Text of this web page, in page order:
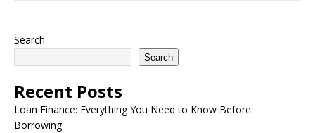
Search
Search
Recent Posts
Loan Finance: Everything You Need to Know Before
Borrowing